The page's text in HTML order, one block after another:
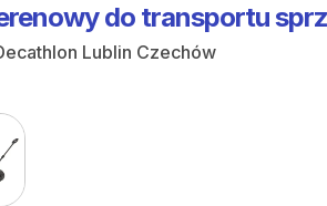
do transportu
Lublin Czechów